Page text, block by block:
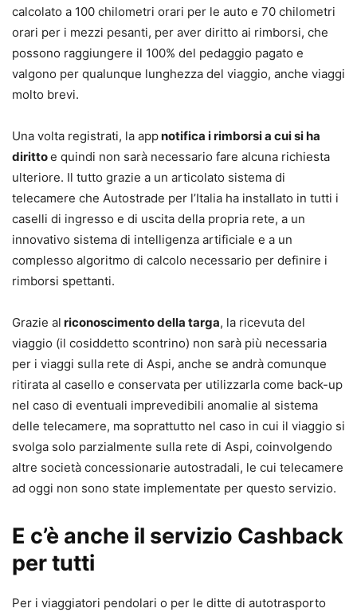
calcolato a 100 chilometri orari per le auto e 70 chilometri
orari per i mezzi pesanti, per aver diritto ai rimborsi, che
possono raggiungere il 100% del pedaggio pagato e
valgono per qualunque lunghezza del viaggio, anche viaggi
molto brevi.
Una volta registrati, la appnotifica i rimborsi a cui si ha
dirittoe quindi non sarà necessario fare alcuna richiesta
ulteriore. Il tutto grazie a un articolato sistema di
telecamere che Autostrade per l’Italia ha installato in tutti i
caselli di ingresso e di uscita della propria rete, a un
innovativo sistema di intelligenza artificiale e a un
complesso algoritmo di calcolo necessario per definire i
rimborsi spettanti.
Grazie al riconoscimento della targa, la ricevuta del
viaggio (il cosiddetto scontrino) non sarà più necessaria
per i viaggi sulla rete di Aspi, anche se andrà comunque
ritirata al casello e conservata per utilizzarla come back-up
nel caso di eventuali imprevedibili anomalie al sistema
delle telecamere, ma soprattutto nel caso in cui il viaggio si
svolga solo parzialmente sulla rete di Aspi, coinvolgendo
altre società concessionarie autostradali, le cui telecamere
ad oggi non sono state implementate per questo servizio.
E c’è anche il servizio Cashback
per tutti
Per i viaggiatori pendolari o per le ditte di autotrasporto